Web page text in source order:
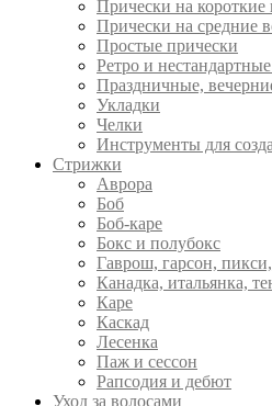
Прически на короткие
Прически на средние
Простые прически
Ретро и
Праздничные,
Укладки
Челки
Инструменты для
Стрижки
Аврора
Боб
Боб-каре
Бокс и полубокс
Гаврош, гарсон,
Канадка, итальянка,
Каре
Каскад
Лесенка
Паж и сессон
Рапсодия и дебют
Уход за волосами